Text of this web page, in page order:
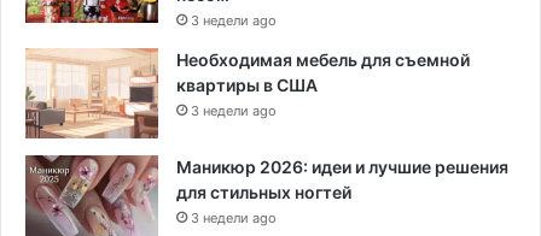
3 недели ago
Необходимая мебель для съемной
квартиры в США
3 недели ago
Маникюр 2026: идеи и лучшие решения
для стильных ногтей
3 недели ago